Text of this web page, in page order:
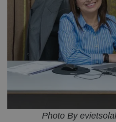
Photo By